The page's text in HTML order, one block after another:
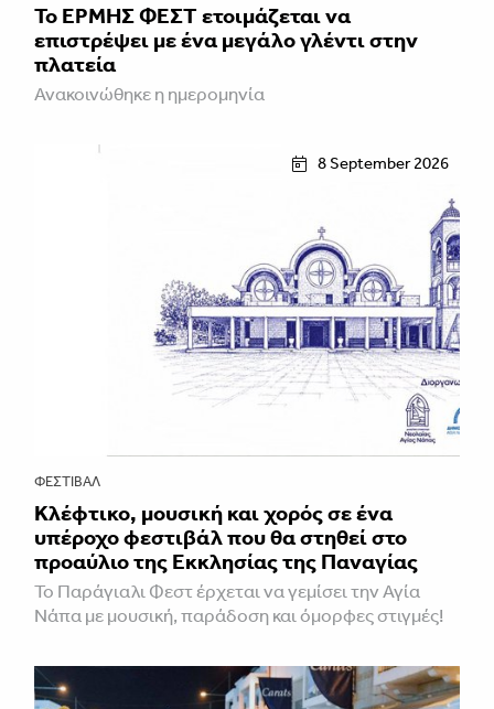
Το ΕΡΜΗΣ ΦΕΣΤ ετοιμάζεται να
επιστρέψει με ένα μεγάλο γλέντι στην
πλατεία
Ανακοινώθηκε η ημερομηνία
8 September 2026
ΦΕΣΤΙΒΑΛ
Κλέφτικο, μουσική και χορός σε ένα
υπέροχο φεστιβάλ που θα στηθεί στο
προαύλιο της Εκκλησίας της Παναγίας
Το Παράγιαλι Φεστ έρχεται να γεμίσει την Αγία
Νάπα με μουσική, παράδοση και όμορφες στιγμές!